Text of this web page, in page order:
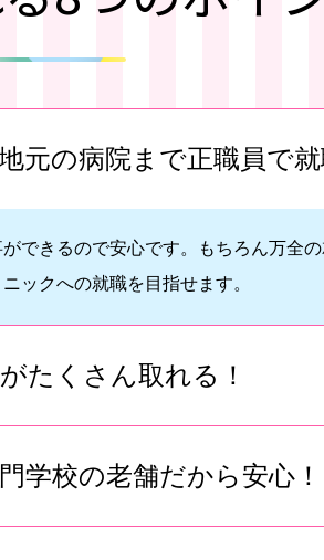
元の病院まで正職員で就
できるので安心です。もちろん万全
ックへの就職を目指せます。
たくさん取れる！
学校の老舗だから安心！